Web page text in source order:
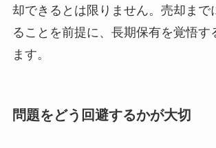
却できるとは限りません。売却まで
ることを前提に、長期保有を覚悟す
ます。
問題をどう回避するかが大切